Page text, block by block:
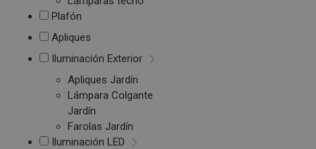
Plafón
Apliques
Iluminación Exterior
Apliques Jardín
Lámpara Colgante
Jardín
Farolas Jardín
Iluminación LED